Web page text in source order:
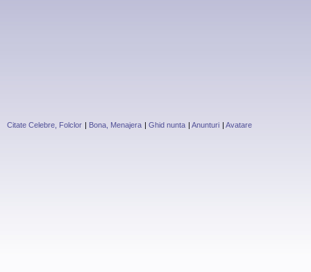
Citate Celebre, Folclor | Bona, Menajera | Ghid nunta | Anunturi | Avatare